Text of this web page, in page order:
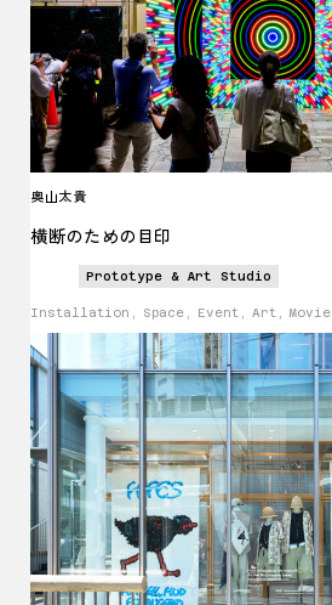
奥山太貴
横断のための目印
Prototype & Art Studio
Installation, Space, Event, Art, Movie